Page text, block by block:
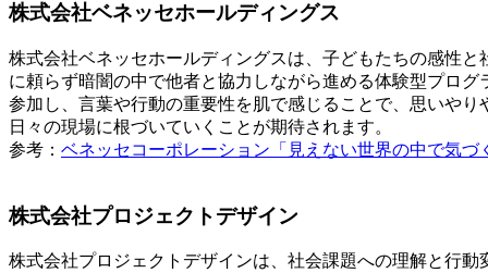
株式会社ベネッセホールディングス
株式会社ベネッセホールディングスは、子どもたちの感性
に頼らず暗闇の中で他者と協力しながら進める体験型プロ
参加し、言葉や行動の重要性を肌で感じることで、思いや
日々の現場に根づいていくことが期待されます。
参考： ベネッセコーポレーション「見えない世界の中で気
株式会社プロジェクトデザイン
株式会社プロジェクトデザインは、社会課題への理解と行